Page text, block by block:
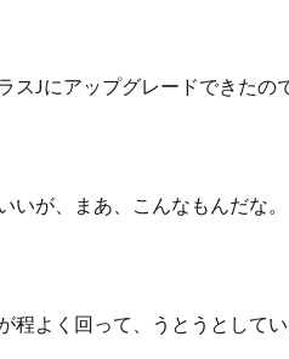
スJにアップグレードできたの
いが、まあ、こんなもんだな。
程よく回って、うとうとしてい